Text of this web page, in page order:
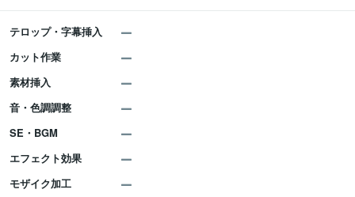
テロップ・字幕挿入
カット作業
素材挿入
音・色調調整
SE・BGM
エフェクト効果
モザイク加工